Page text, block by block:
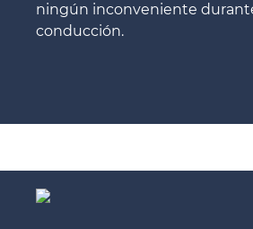
ningún inconveniente
conducción.